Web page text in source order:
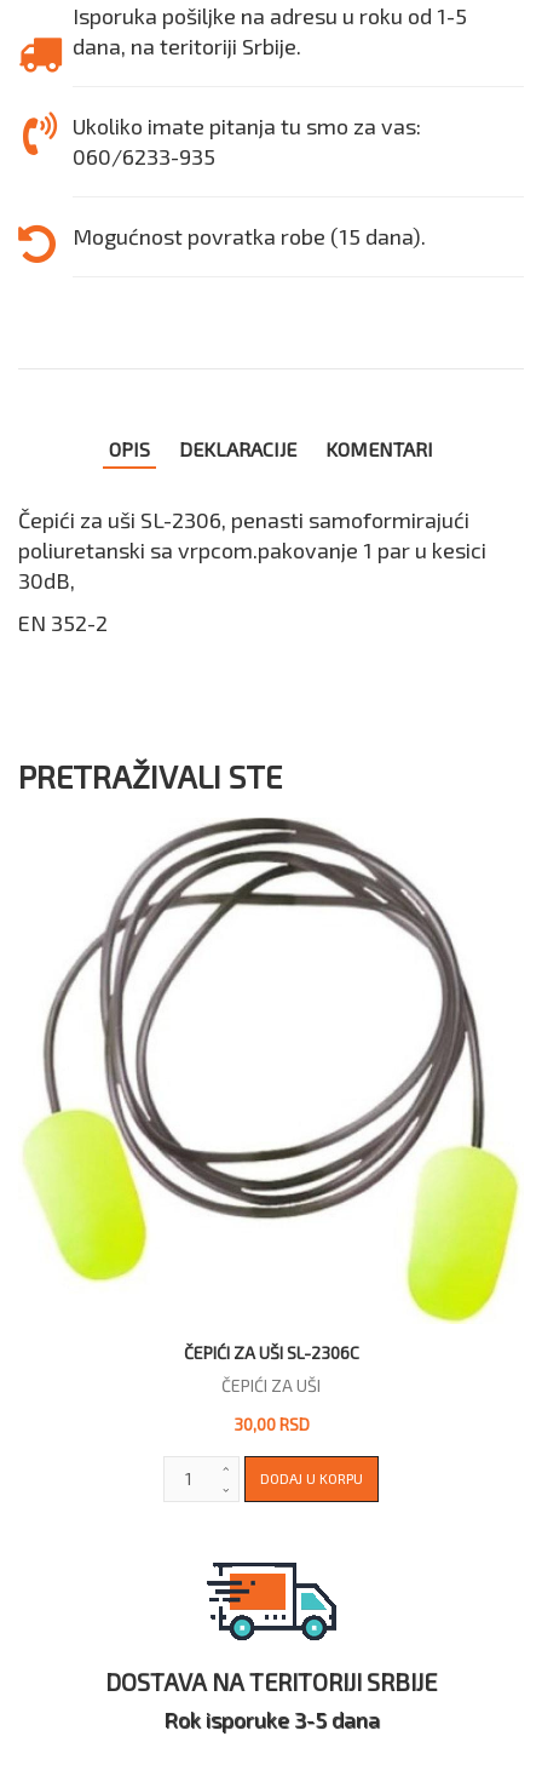
Isporuka pošiljke na adresu u roku od 1-5
dana, na teritoriji Srbije.
Ukoliko imate pitanja tu smo za vas:
060/6233-935
Mogućnost povratka robe (15 dana).
OPIS DEKLARACIJE KOMENTARI
Čepići za uši SL-2306, penasti samoformirajući
poliuretanski sa vrpcom.pakovanje 1 par u kesici
30dB,
EN 352-2
PRETRAŽIVALI STE
ČEPIĆI ZA UŠI SL-2306C
ČEPIĆI ZA UŠI
30,00 RSD
DOSTAVA NA TERITORIJI SRBIJE
Rok isporuke 3-5 dana